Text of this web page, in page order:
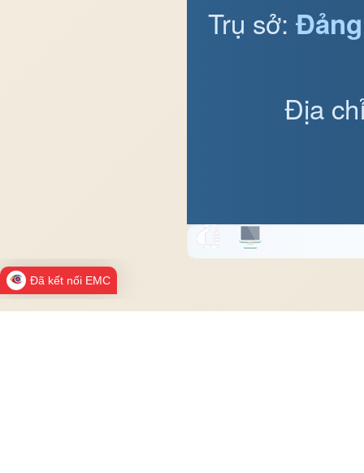
Trụ sở:
Địa
Đã kết nối EMC